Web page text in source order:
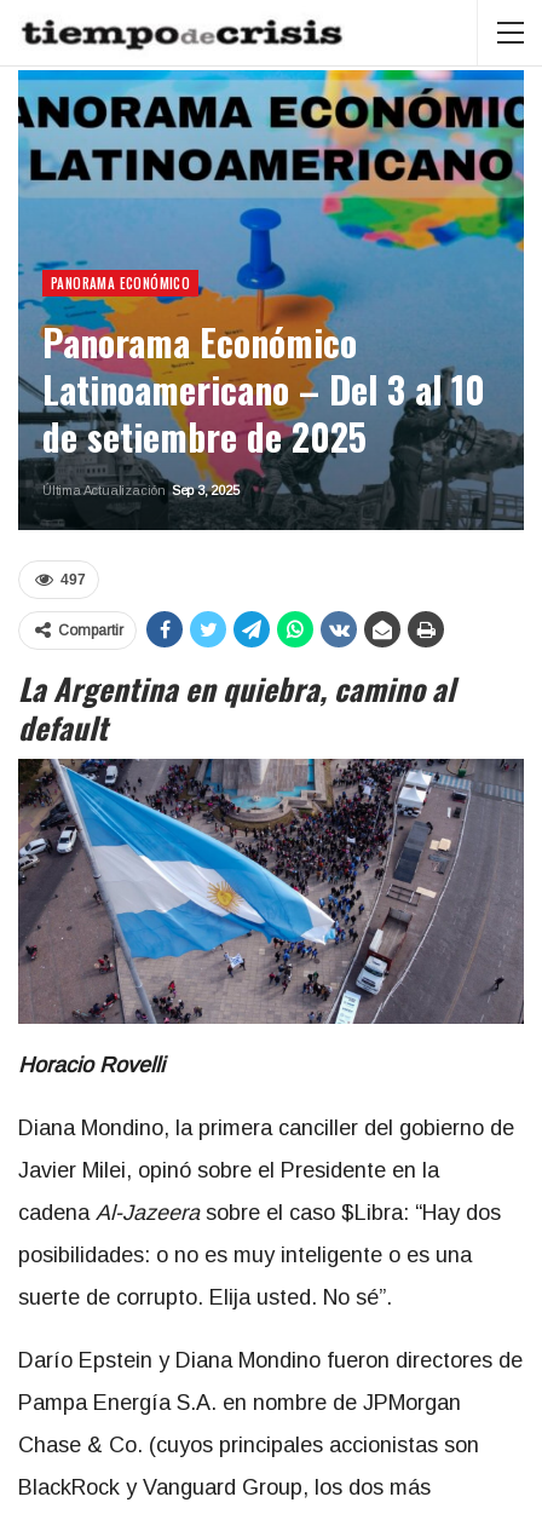
PANORAMA ECONÓMICO
Panorama Económico
Latinoamericano – Del 3 al 10
de setiembre de 2025
Última ActualizaciónSep 3, 2025
497
Compartir
La Argentina en quiebra, camino al
default
Horacio Rovelli
Diana Mondino, la primera canciller del gobierno de
Javier Milei, opinó sobre el Presidente en la
cadena Al-Jazeerasobre el caso $Libra: “Hay dos
posibilidades: o no es muy inteligente o es una
suerte de corrupto. Elija usted. No sé”.
Darío Epstein y Diana Mondino fueron directores de
Pampa Energía S.A. en nombre de JPMorgan
Chase & Co. (cuyos principales accionistas son
BlackRock y Vanguard Group, los dos más